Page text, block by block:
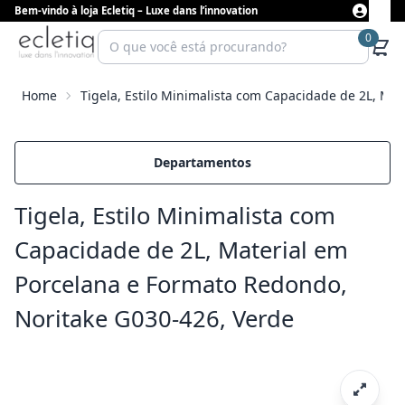
Bem-vindo à loja Ecletiq – Luxe dans l’innovation
0
Home Tigela, Estilo Minimalista com Capacidade de 2L,
Departamentos
Tigela, Estilo Minimalista com
Capacidade de 2L, Material em
Porcelana e Formato Redondo,
Noritake G030-426, Verde